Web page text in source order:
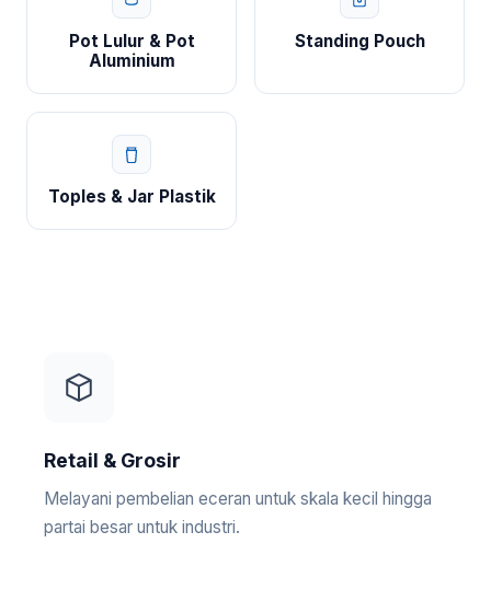
Pot Lulur & Pot
Aluminium
Standing Pouch
Toples & Jar Plastik
Retail & Grosir
Melayani pembelian eceran untuk skala kecil hingga
partai besar untuk industri.